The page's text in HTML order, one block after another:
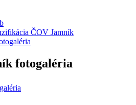
ČOV Jamník
fotogaléria